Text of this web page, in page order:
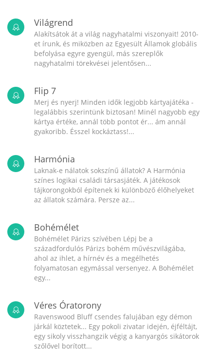
Világrend
Alakítsátok át a világ nagyhatalmi viszonyait! 2010-
et írunk, és miközben az Egyesült Államok globális
befolyása egyre gyengül, más szereplők
nagyhatalmi törekvései jelentősen...
Flip 7
Merj és nyerj! Minden idők legjobb kártyajátéka -
legalábbis szerintünk biztosan! Minél nagyobb egy
kártya értéke, annál több pontot ér... ám annál
gyakoribb. Ésszel kockáztass!...
Harmónia
Laknak-e nálatok sokszínű állatok? A Harmónia
színes logikai családi társasjáték. A játékosok
tájkorongokból építenek ki különböző élőhelyeket
az állatok számára. Persze az...
Bohémélet
Bohémélet Párizs szívében Lépj be a
századfordulós Párizs bohém művészvilágába,
ahol az ihlet, a hírnév és a megélhetés
folyamatosan egymással versenyez. A Bohémélet
egy...
Véres Óratorony
Ravenswood Bluff csendes falujában egy démon
járkál köztetek... Egy pokoli zivatar idején, éjféltájt,
egy sikoly visszhangzik végig a kanyargós sikátorok
szőlővel borított...